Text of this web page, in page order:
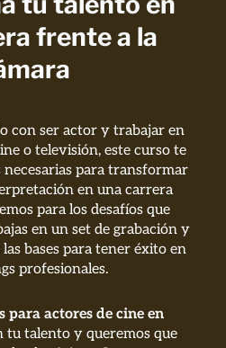
frente a la
con ser actor y trabajar en
o televisión, este curso te
para transformar
en una carrera
para los desafíos que
en un set de grabación y
bases para tener éxito en
profesionales.
para actores de cine en
tu talento y queremos que